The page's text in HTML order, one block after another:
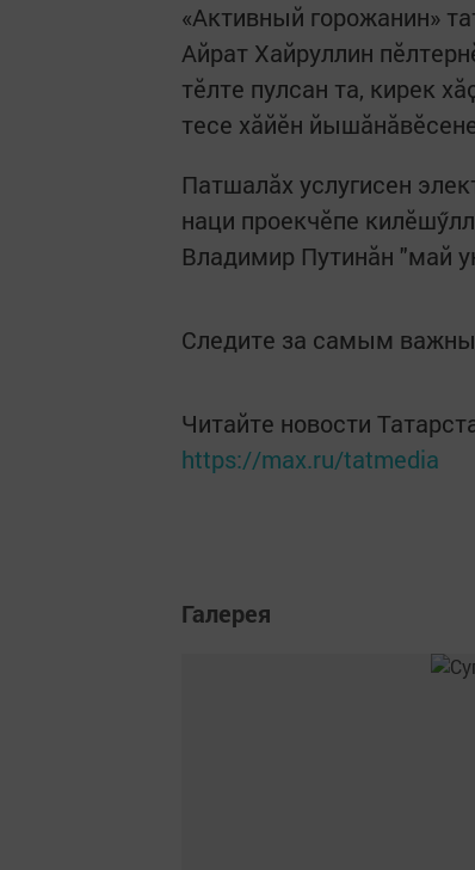
«Активный горожанин»
Айрат Хайруллин
тӗлте пулсан та, кирек
тесе хӑйӗн
Патшалӑх услугисен
наци проекчӗпе
Владимир Путинӑн "май
Следите за самым
Читайте новости
https://max.ru/tatmedia
Галерея